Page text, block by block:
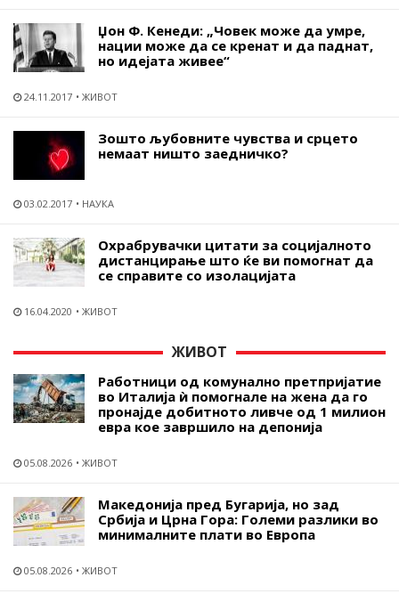
Џон Ф. Кенеди: „Човек може да умре,
нации може да се кренат и да паднат,
но идејата живее“
24.11.2017 ЖИВОТ
Зошто љубовните чувства и срцето
немаат ништо заедничко?
03.02.2017 НАУКА
Охрабрувачки цитати за социјалното
дистанцирање што ќе ви помогнат да
се справите со изолацијата
16.04.2020 ЖИВОТ
ЖИВОТ
Работници од комунално претпријатие
во Италија ѝ помогнале на жена да го
пронајде добитното ливче од 1 милион
евра кое завршило на депонија
05.08.2026 ЖИВОТ
Македонија пред Бугарија, но зад
Србија и Црна Гора: Големи разлики во
минималните плати во Европа
05.08.2026 ЖИВОТ